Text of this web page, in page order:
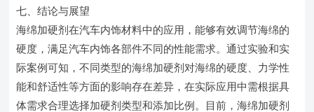
七、结论与展望
海绵加硬剂在汽车内饰材料中的应用，能够有效调节海绵的
硬度，满足汽车内饰各部件不同的性能需求。通过实验和实
际案例可知，不同类型的海绵加硬剂对海绵的硬度、力学性
能和舒适性等方面的影响存在差异，在实际应用中需根据具
体需求合理选择加硬剂类型和添加比例。目前，海绵加硬剂